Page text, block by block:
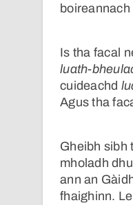
Is tha facal
luath-
cuideachd
Agus tha
Gheibh sibh
mholadh
ann an
fhaighinn.